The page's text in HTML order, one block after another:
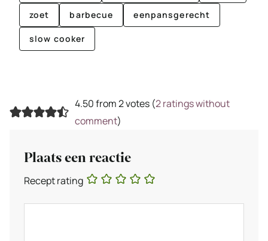
zoet barbecue eenpansgerecht
slow cooker
4.50 from 2 votes (2 ratings without
comment)
Plaats een reactie
Recept rating